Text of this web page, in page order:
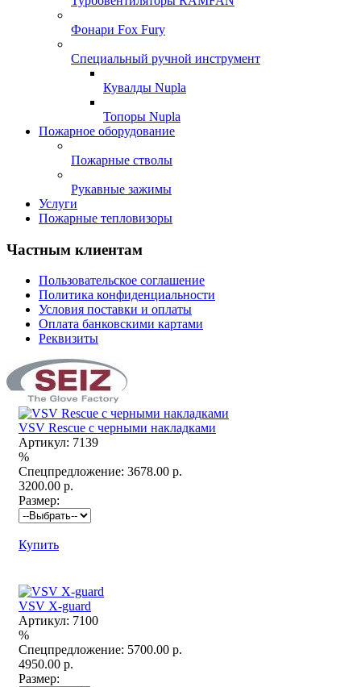
Фонари Fox Fury
Специальный ручной инструмент
Кувалды Nupla
Топоры Nupla
Пожарное оборудование
Пожарные стволы
Рукавные зажимы
Услуги
Пожарные тепловизоры
Частным клиентам
Пользовательское соглашение
Политика конфиденциальности
Условия поставки и оплаты
Оплата банковскими картами
Реквизиты
VSV Rescue с черными накладками
Артикул: 7139
%
Спецпредложение: 3678.00 р.
3200.00 р.
Размер:
Купить
VSV X-guard
Артикул: 7100
%
Спецпредложение: 5700.00 р.
4950.00 р.
Размер: